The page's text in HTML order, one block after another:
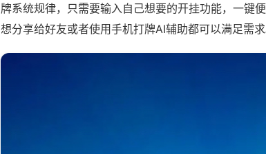
牌系统规律，只需要输入自己想要的开挂功能，一键
想分享给好友或者使用手机打牌AI辅助都可以满足需求